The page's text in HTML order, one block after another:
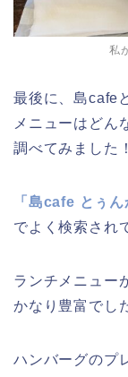
私
最後に、島cafe
メニューはどん
調べてみました！
「島cafe とぅ
でよく検索され
ランチメニュー
かなり豊富でし
ハンバーグのプ